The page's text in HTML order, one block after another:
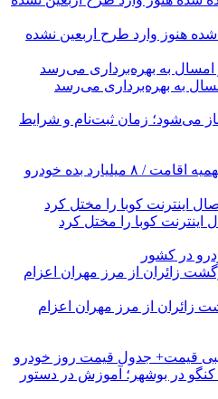
شده هنوز وارد طرح اربعین نشده
به بهره‌برداری می‌رسد
می‌شود؛ زمان ثبت‌نام و شرایط
کاسبی خارج‌نشین‌ها با سهمیه اقامت / ۸ میلیارد بده خودرو
کوبا را مختل کرد
زائران از مرز مهران اعزام
قیمت+ جدول قیمت روز خودرو